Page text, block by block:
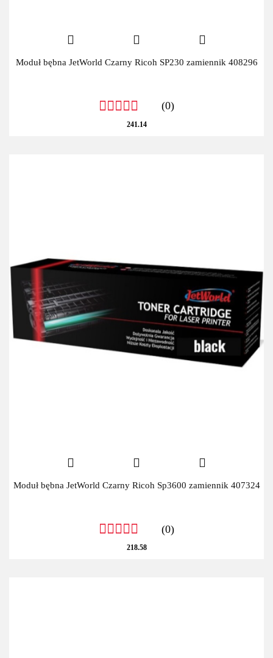
Moduł bębna JetWorld Czarny Ricoh SP230 zamiennik 408296
(0)
241.14
Moduł bębna JetWorld Czarny Ricoh Sp3600 zamiennik 407324
(0)
218.58